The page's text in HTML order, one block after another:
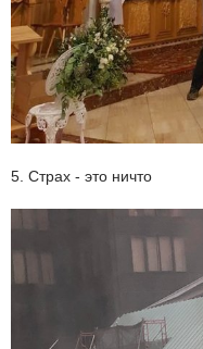
5. Страх - это ничто